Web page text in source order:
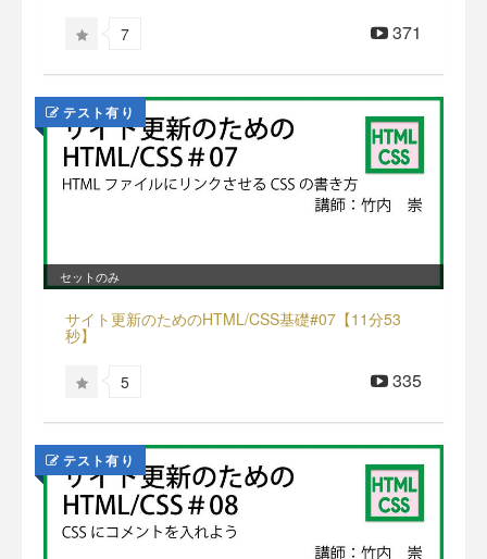
7 371
テスト有り
セットのみ
サイト更新のためのHTML/CSS基礎#07【11分53
秒】
5 335
テスト有り